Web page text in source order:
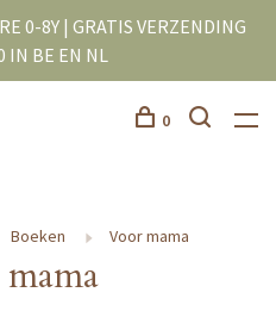
0-8Y | GRATIS VERZENDING
IN BE EN NL
0
Boeken Voor mama